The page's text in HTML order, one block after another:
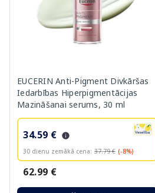
EUCERIN Anti-Pigment Divkāršas
Iedarbības Hiperpigmentācijas
Mazināšanai serums, 30 ml
34.59 €
30 dienu zemākā cena: 37.79 € (-8%)
62.99 €